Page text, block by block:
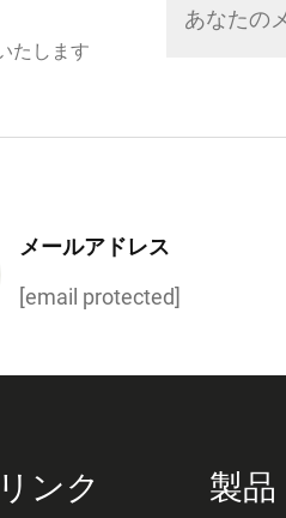
たします
メールアドレス
[email protected]
ンク 製品